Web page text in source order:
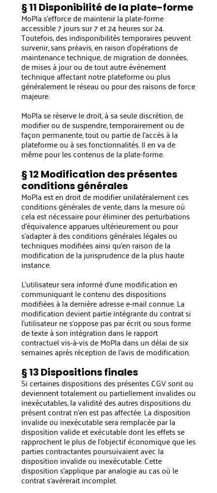
§ 11 Disponibilité de la plate-forme
MoPla s'efforce de maintenir la plate-forme
accessible 7 jours sur 7 et 24 heures sur 24.
Toutefois, des indisponibilités temporaires peuvent
survenir, sans préavis, en raison d'opérations de
maintenance technique, de migration de données,
de mises à jour ou de tout autre événement
technique affectant notre plateforme ou plus
généralement le réseau ou pour des raisons de force
majeure.
MoPla se réserve le droit, à sa seule discrétion, de
modifier ou de suspendre, temporairement ou de
façon permanente, tout ou partie de l'accès à la
plateforme ou à ses fonctionnalités. Il en va de
même pour les contenus de la plate-forme.
§ 12 Modification des présentes
conditions générales
MoPla est en droit de modifier unilatéralement ces
conditions générales de vente, dans la mesure où
cela est nécessaire pour éliminer des perturbations
d'équivalence apparues ultérieurement ou pour
s'adapter à des conditions générales légales ou
techniques modifiées ainsi qu'en raison de la
modification de la jurisprudence de la plus haute
instance.
L'utilisateur sera informé d'une modification en
communiquant le contenu des dispositions
modifiées à la dernière adresse e-mail connue. La
modification devient partie intégrante du contrat si
l'utilisateur ne s'oppose pas par écrit ou sous forme
de texte à son intégration dans le rapport
contractuel vis-à-vis de MoPla dans un délai de six
semaines après réception de l'avis de modification.
§ 13 Dispositions finales
Si certaines dispositions des présentes CGV sont ou
deviennent totalement ou partiellement invalides ou
inexécutables, la validité des autres dispositions du
présent contrat n'en est pas affectée. La disposition
invalide ou inexécutable sera remplacée par la
disposition valide et exécutable dont les effets se
rapprochent le plus de l'objectif économique que les
parties contractantes poursuivaient avec la
disposition invalide ou inexécutable. Cette
disposition s'applique par analogie au cas où le
contrat s'avérerait incomplet.